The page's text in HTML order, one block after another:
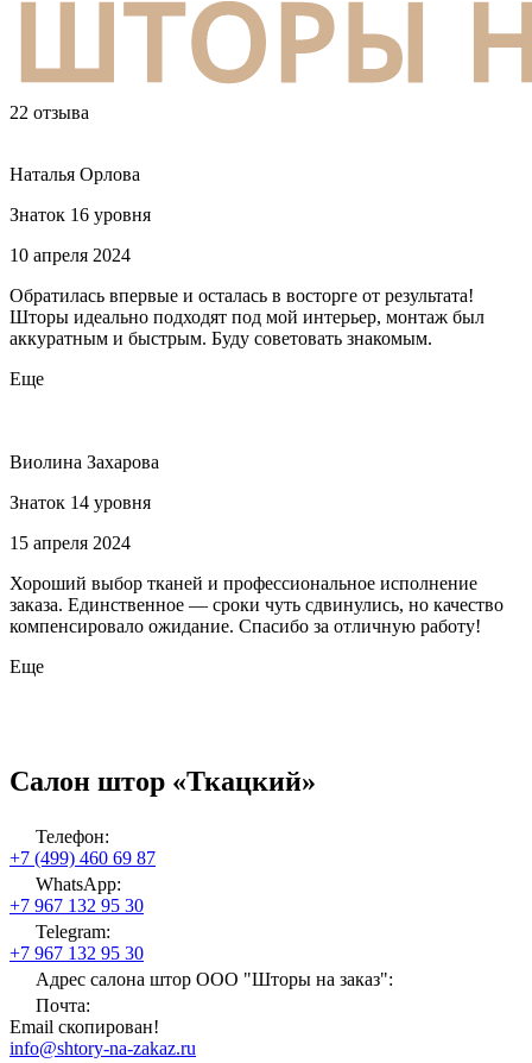
22 отзыва
Наталья Орлова
Знаток 16 уровня
10 апреля 2024
Обратилась впервые и осталась в восторге от результата!
Шторы идеально подходят под мой интерьер, монтаж был
аккуратным и быстрым. Буду советовать знакомым.
Еще
Виолина Захарова
Знаток 14 уровня
15 апреля 2024
Хороший выбор тканей и профессиональное исполнение
заказа. Единственное — сроки чуть сдвинулись, но качество
компенсировало ожидание. Спасибо за отличную работу!
Еще
Салон штор «Ткацкий»
Телефон:
+7 (499) 460 69 87
WhatsApp:
+7 967 132 95 30
Telegram:
+7 967 132 95 30
Адрес салона штор ООО "Шторы на заказ":
Почта:
Email скопирован!
info@shtory-na-zakaz.ru